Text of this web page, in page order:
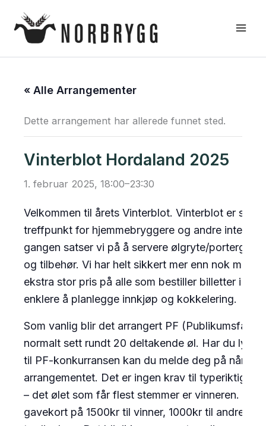
rett
« Alle Arrangementer
Dette arrangement har allerede funnet sted.
Vinterblot Hordaland 2025
1. februar 2025, 18:00–23:30
Velkommen til årets Vinterblot. Vinterblot er som
treffpunkt for hjemmebryggere og andre
gangen satser vi på å servere ølgryte/
og tilbehør. Vi har helt sikkert mer enn nok mat,
ekstra stor pris på alle som bestiller billetter i
enklere å planlegge innkjøp og kokkelering.
Som vanlig blir det arrangert PF
normalt sett rundt 20 deltakende øl. Har du lyst
til PF-konkurransen kan du melde deg på når du
arrangementet. Det er ingen krav til typeriktighet
– det ølet som får flest stemmer er vinneren.
gavekort på 1500kr til vinner, 1000kr til